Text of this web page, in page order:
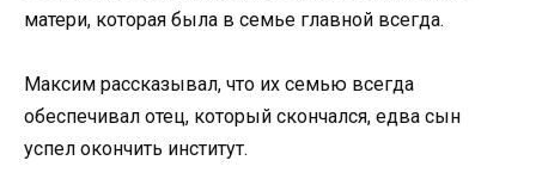
матери, которая была в семье главной всегда.
Максим рассказывал, что их семью всегда
обеспечивал отец, который скончался, едва сын
успел окончить институт.